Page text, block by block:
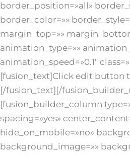
border_position=»all»
border_color=»»
margin_top=»»
animation_type=»»
animation_speed=»0.1″
[fusion_text]Click edit button
[/fusion_text][/
[fusion_builder_column
spacing=»yes»
hide_on_mobile=»no»
background_image=»»